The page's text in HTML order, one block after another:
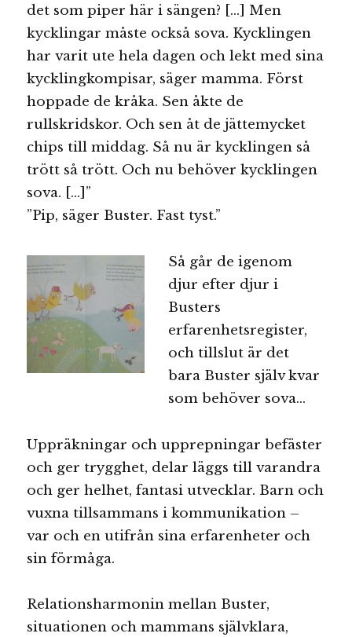
det som piper här i sängen? […] Men
kycklingar måste också sova. Kycklingen
har varit ute hela dagen och lekt med sina
kycklingkompisar, säger mamma. Först
hoppade de kråka. Sen åkte de
rullskridskor. Och sen åt de jättemycket
chips till middag. Så nu är kycklingen så
trött så trött. Och nu behöver kycklingen
sova. […]”
”Pip, säger Buster. Fast tyst.”
Så går de igenom
djur efter djur i
Busters
erfarenhetsregister,
och tillslut är det
bara Buster själv kvar
som behöver sova…
Uppräkningar och upprepningar befäster
och ger trygghet, delar läggs till varandra
och ger helhet, fantasi utvecklar. Barn och
vuxna tillsammans i kommunikation –
var och en utifrån sina erfarenheter och
sin förmåga.
Relationsharmonin mellan Buster,
situationen och mammans självklara,